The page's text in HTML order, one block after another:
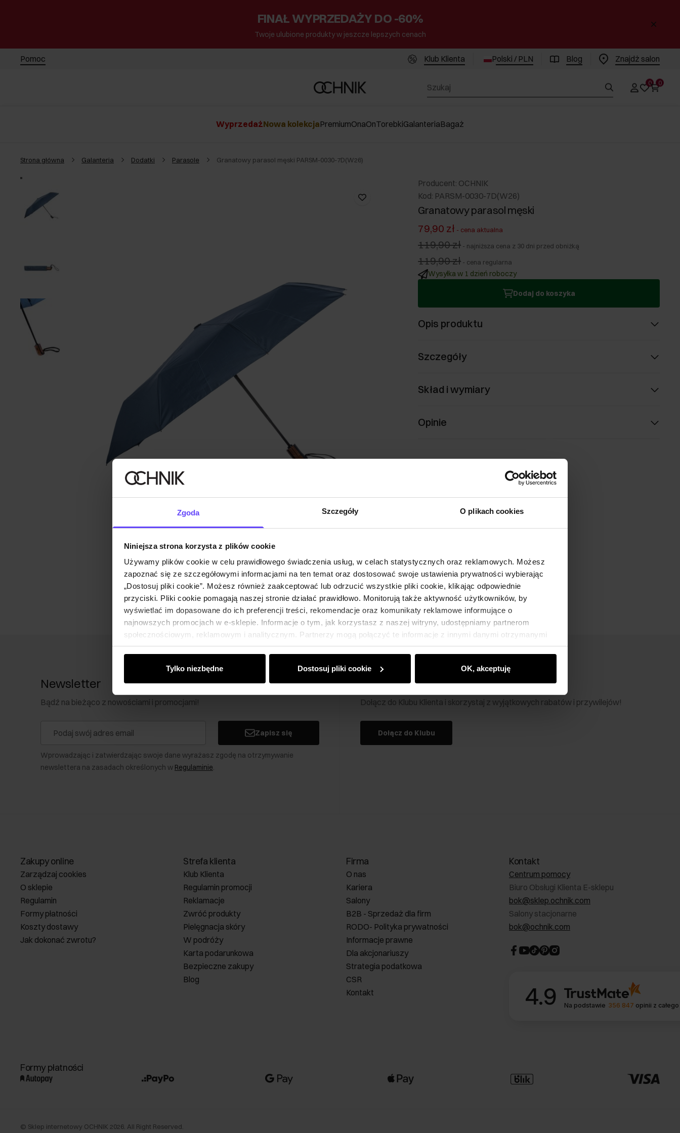
Zgoda Szczegóły O plikach cookies
Niniejsza strona korzysta z plików cookie
Używamy plików cookie w celu prawidłowego świadczenia usług, w celach statystycznych oraz reklamowych. Możesz
zapoznać się ze szczegółowymi informacjami na ten temat oraz dostosować swoje ustawienia prywatności wybierając
„Dostosuj pliki cookie”. Możesz również zaakceptować lub odrzucić wszystkie pliki cookie, klikając odpowiednie
przyciski. Pliki cookie pomagają naszej stronie działać prawidłowo. Monitorują także aktywność użytkowników, by
wyświetlać im dopasowane do ich preferencji treści, rekomendacje oraz komunikaty reklamowe informujące o
najnowszych promocjach w e-sklepie. Informacje o tym, jak korzystasz z naszej witryny, udostępniamy partnerom
społecznościowym, reklamowym i analitycznym. Partnerzy mogą połączyć te informacje z innymi danymi otrzymanymi
od Ciebie lub uzyskanymi podczas korzystania z ich usług.
Tylko niezbędne Dostosuj pliki cookie OK, akceptuję
FINAŁ WYPRZEDAŻY DO -60%
Twoje ulubione produkty w jeszcze lepszych cenach
Pomoc Klub Klienta Polski / PLN Blog Znajdż salon
0 0
WyprzedażNowa kolekcjaPremiumOnaOnTorebkiGalanteriaBagaż
Strona główna Galanteria Dodatki Parasole Granatowy parasol męski PARSM-0030-7D(W26)
Producent: OCHNIK
Kod: PARSM-0030-7D(W26)
Granatowy parasol męski
79,90 zł - cena aktualna
119,90 zł - najniższa cena z 30 dni przed obniżką
119,90 zł - cena regularna
Wysyłka w 1 dzień roboczy
Dodaj do koszyka
Opis produktu
Szczegóły
Skład i wymiary
Opinie
Newsletter
Bądź na bieżąco z nowościami i promocjami!
Zapisz się
Wprowadzając i zatwierdzając swoje dane wyrażasz zgodę na otrzymywanie
newslettera na zasadach określonych w Regulaminie.
Klub Klienta Ochnik
Dołącz do Klubu Klienta i skorzystaj z wyjątkowych rabatów i przywilejów!
Dołącz do Klubu
Zakupy online
Zarządzaj cookies
O sklepie
Regulamin
Formy płatności
Koszty dostawy
Jak dokonać zwrotu?
Strefa klienta
Klub Klienta
Regulamin promocji
Reklamacje
Zwróć produkty
Pielęgnacja skóry
W podróży
Karta podarunkowa
Bezpieczne zakupy
Blog
Firma
O nas
Kariera
Salony
B2B - Sprzedaż dla firm
RODO- Polityka prywatności
Informacje prawne
Dla akcjonariuszy
Strategia podatkowa
CSR
Kontakt
Kontakt
Centrum pomocy
Biuro Obsługi Klienta E-sklepu
bok@sklep.ochnik.com
Salony stacjonarne
bok@ochnik.com
4.9 Na podstawie 356 847 opinii z
Formy płatności
© Sklep internetowy OCHNIK 2026 . All Right Reserved.